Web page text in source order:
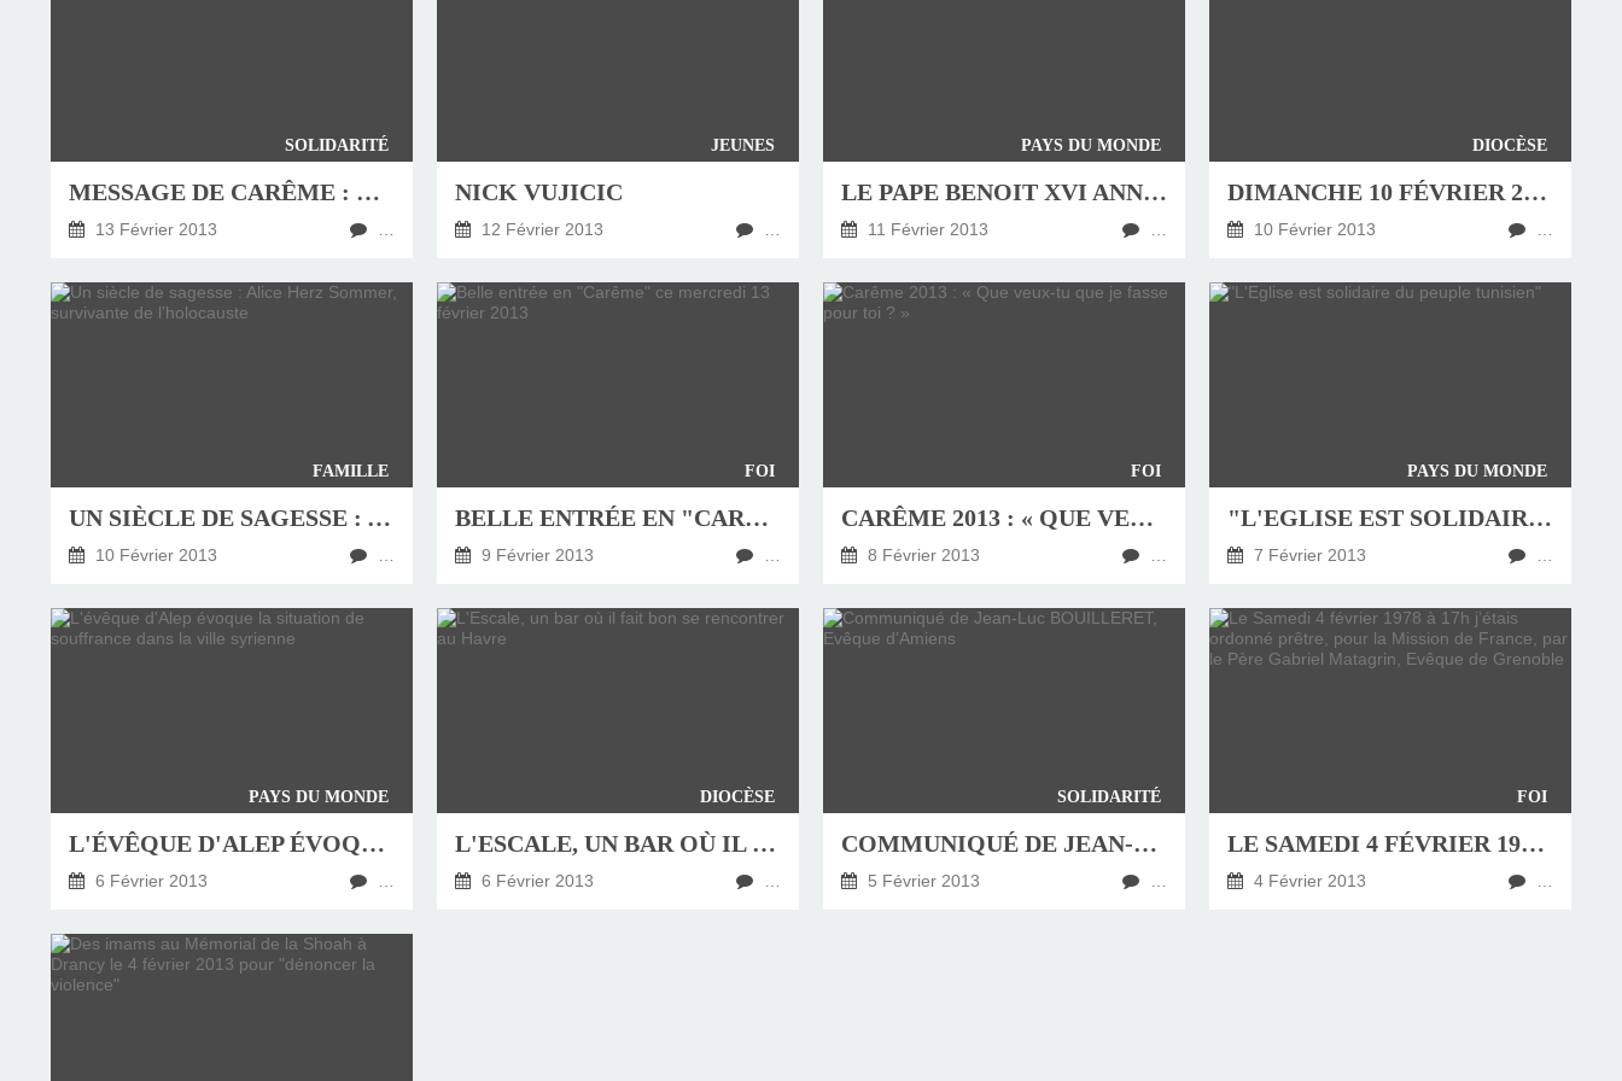
SOLIDARITÉ
MESSAGE DE CARÊME : BENOÎT XVI INSISTE SUR LE LIEN INDISSOLUBLE ENTRE FOI ET CHARITÉ
13 Février 2013
JEUNES
NICK VUJICIC
12 Février 2013
PAYS DU MONDE
LE PAPE BENOIT XVI ANNONCE SA DÉMISSION POUR LE 28 FÉVRIER À 20H
11 Février 2013
DIOCÈSE
DIMANCHE 10 FÉVRIER 2013, DIMANCHE DE LA SANTÉ ET JOURNÉE MONDIALE DES MALADES
10 Février 2013
FAMILLE
UN SIÈCLE DE SAGESSE : ALICE HERZ SOMMER, SURVIVANTE DE L’HOLOCAUSTE
10 Février 2013
FOI
BELLE ENTRÉE EN "CARÊME" CE MERCREDI 13 FÉVRIER 2013
9 Février 2013
FOI
CARÊME 2013 : « QUE VEUX-TU QUE JE FASSE POUR TOI ? »
8 Février 2013
PAYS DU MONDE
"L'EGLISE EST SOLIDAIRE DU PEUPLE TUNISIEN"
7 Février 2013
PAYS DU MONDE
L'ÉVÊQUE D'ALEP ÉVOQUE LA SITUATION DE SOUFFRANCE DANS LA VILLE SYRIENNE
6 Février 2013
DIOCÈSE
L'ESCALE, UN BAR OÙ IL FAIT BON SE RENCONTRER AU HAVRE
6 Février 2013
SOLIDARITÉ
COMMUNIQUÉ DE JEAN-LUC BOUILLERET, EVÊQUE D’AMIENS
5 Février 2013
FOI
LE SAMEDI 4 FÉVRIER 1978 À 17H J’ÉTAIS ORDONNÉ PRÊTRE, POUR LA MISSION DE FRANCE, PAR LE PÈRE GABRIEL MATAGRIN, EVÊQUE DE GRENOBLE
4 Février 2013